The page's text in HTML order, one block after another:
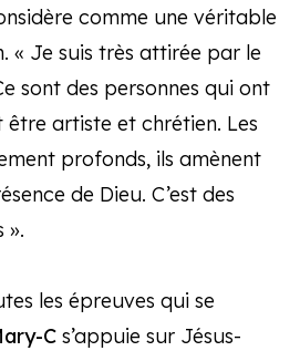
comme une véritable
« Je suis très attirée par le
sont des personnes qui ont
être artiste et chrétien. Les
profonds, ils amènent
de Dieu. C’est des
».
les épreuves qui se
C s’appuie sur Jésus-